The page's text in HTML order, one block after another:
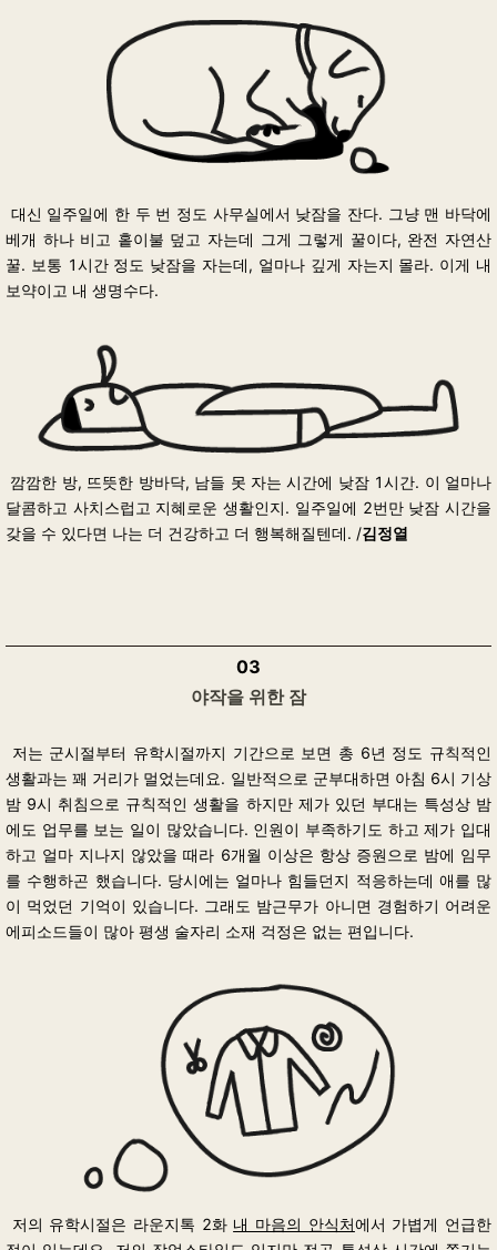
대신 일주일에 한 두 번 정도 사무실에서 낮잠을 잔다. 그냥 맨 바닥에
베개 하나 비고 홑이불 덮고 자는데 그게 그렇게 꿀이다, 완전 자연산
꿀. 보통 1시간 정도 낮잠을 자는데, 얼마나 깊게 자는지 몰라. 이게 내
보약이고 내 생명수다.
깜깜한 방, 뜨뜻한 방바닥, 남들 못 자는 시간에 낮잠 1시간. 이 얼마나
달콤하고 사치스럽고 지혜로운 생활인지. 일주일에 2번만 낮잠 시간을
갖을 수 있다면 나는 더 건강하고 더 행복해질텐데. /김정열
03
야작을 위한 잠
저는 군시절부터 유학시절까지 기간으로 보면 총 6년 정도 규칙적인
생활과는 꽤 거리가 멀었는데요. 일반적으로 군부대하면 아침 6시 기상
밤 9시 취침으로 규칙적인 생활을 하지만 제가 있던 부대는 특성상 밤
에도 업무를 보는 일이 많았습니다. 인원이 부족하기도 하고 제가 입대
하고 얼마 지나지 않았을 때라 6개월 이상은 항상 증원으로 밤에 임무
를 수행하곤 했습니다. 당시에는 얼마나 힘들던지 적응하는데 애를 많
이 먹었던 기억이 있습니다. 그래도 밤근무가 아니면 경험하기 어려운
에피소드들이 많아 평생 술자리 소재 걱정은 없는 편입니다.
저의 유학시절은 라운지톡 2화 내 마음의 안식처에서 가볍게 언급한